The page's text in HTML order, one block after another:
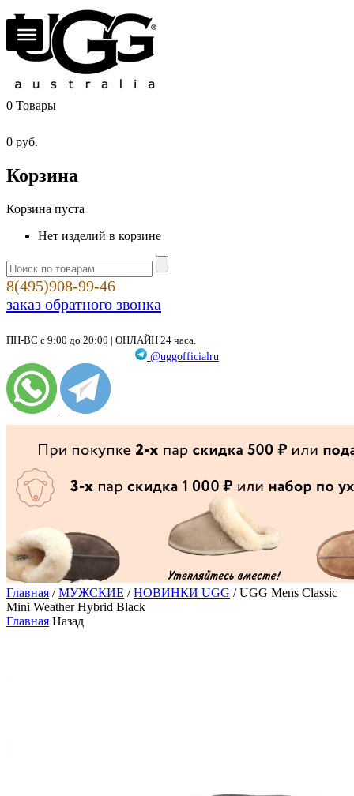
0 Товары
0 руб.
Корзина
Корзина пуста
Нет изделий в корзине
8(495)908-99-46
заказ обратного звонка
ПН-ВС с 9:00 до 20:00 | ОНЛАЙН 24 часа.
@uggofficialru
Главная /МУЖСКИЕ /НОВИНКИ UGG / UGG Mens Classic
Mini Weather Hybrid Black
Главная Назад